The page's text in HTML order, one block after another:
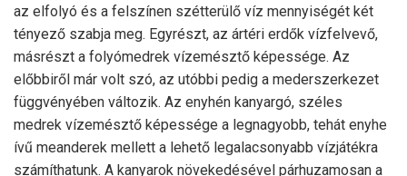
az elfolyó és a felszínen szétterülő víz mennyiségét két
tényező szabja meg. Egyrészt, az ártéri erdők vízfelvevő,
másrészt a folyómedrek vízemésztő képessége. Az
előbbiről már volt szó, az utóbbi pedig a mederszerkezet
függvényében változik. Az enyhén kanyargó, széles
medrek vízemésztő képessége a legnagyobb, tehát enyhe
ívű meanderek mellett a lehető legalacsonyabb vízjátékra
számíthatunk. A kanyarok növekedésével párhuzamosan a